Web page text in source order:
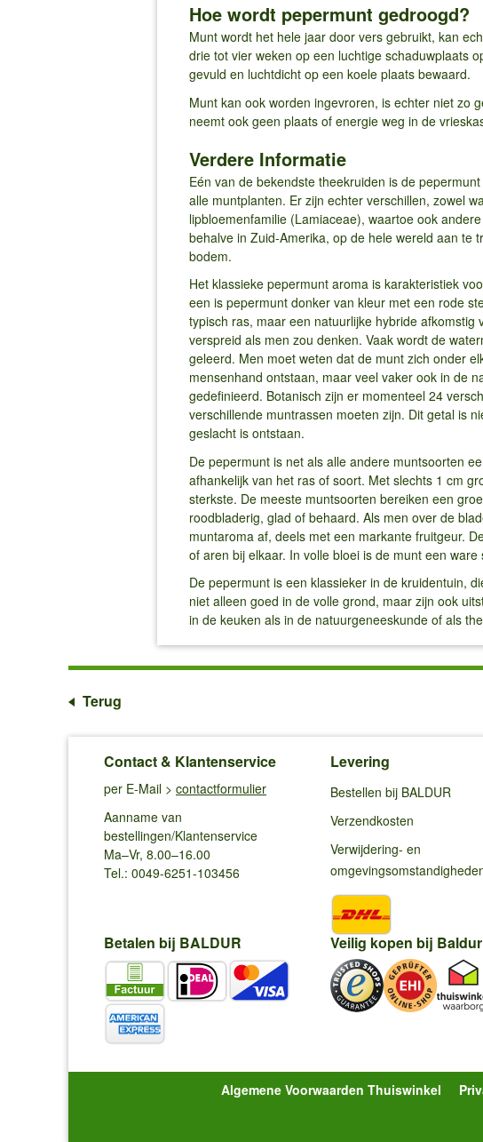
Hoe wordt pepermunt gedroogd?
Munt wordt het hele jaar door vers gebruikt, kan
drie tot vier weken op een luchtige schaduwplaats
gevuld en luchtdicht op een koele plaats bewaard.
Munt kan ook worden ingevroren, is echter niet zo
neemt ook geen plaats of energie weg in de
Verdere Informatie
Eén van de bekendste theekruiden is de
alle muntplanten. Er zijn echter verschillen, zowel
lipbloemenfamilie (Lamiaceae), waartoe ook
behalve in Zuid-Amerika, op de hele wereld aan te
bodem.
Het klassieke pepermunt aroma is karakteristiek
een is pepermunt donker van kleur met een rode
typisch ras, maar een natuurlijke hybride
verspreid als men zou denken. Vaak wordt de
geleerd. Men moet weten dat de munt zich onder
mensenhand ontstaan, maar veel vaker ook in de
gedefinieerd. Botanisch zijn er momenteel 24
verschillende muntrassen moeten zijn. Dit getal is
geslacht is ontstaan.
De pepermunt is net als alle andere muntsoorten
afhankelijk van het ras of soort. Met slechts 1 cm
sterkste. De meeste muntsoorten bereiken een
roodbladerig, glad of behaard. Als men over de
muntaroma af, deels met een markante fruitgeur.
of aren bij elkaar. In volle bloei is de munt een
De pepermunt is een klassieker in de kruidentuin,
niet alleen goed in de volle grond, maar zijn ook
in de keuken als in de natuurgeneeskunde of als
Terug
Contact & Klantenservice
per E-Mail > contactformulier
Aanname van
bestellingen/Klantenservice
Ma–Vr, 8.00–16.00
Tel.: 0049-6251-103456
Levering
Bestellen bij BALDUR
Verzendkosten
Verwijdering- en
Betalen bij BALDUR Veilig kopen bij Baldur
Algemene Voorwaarden Thuiswinkel